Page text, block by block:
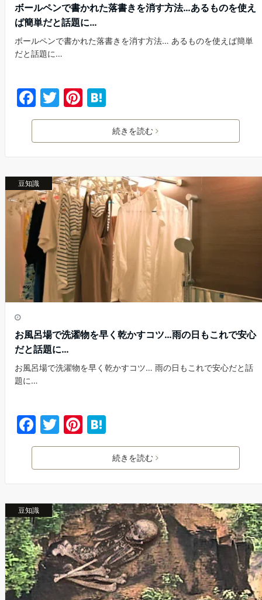
ボールペンで書かれた落書きを消す方法…あるものを使え
ば簡単だと話題に…
ボールペンで書かれた落書きを消す方法… あるものを使えば簡単
だと話題に…
F
a
e
b
o
o
k
T
w
er
Pi
nt
e
st
at
e
n
a
続きを読む
豆知識
お風呂場で洗濯物を早く乾かすコツ…雨の日もこれで安心
だと話題に…
お風呂場で洗濯物を早く乾かすコツ… 雨の日もこれで安心だと話
題に…
F
a
e
b
o
o
k
T
w
er
Pi
nt
e
st
at
e
n
a
続きを読む
豆知識